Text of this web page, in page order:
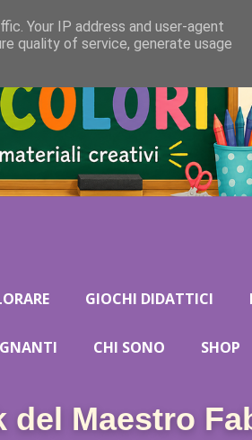
GIOCHI DIDATTICI
CHI SONO SHOP
del Maestro
Your IP address and user-agent
quality of service, generate usage